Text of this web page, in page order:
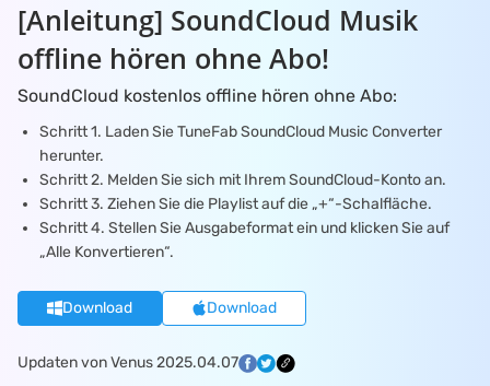
[Anleitung] SoundCloud Musik
offline hören ohne Abo!
SoundCloud kostenlos offline hören ohne Abo:
Schritt 1. Laden Sie TuneFab SoundCloud Music Converter
herunter.
Schritt 2. Melden Sie sich mit Ihrem SoundCloud-Konto an.
Schritt 3. Ziehen Sie die Playlist auf die „+“-Schalfläche.
Schritt 4. Stellen Sie Ausgabeformat ein und klicken Sie auf
„Alle Konvertieren“.
Download Download
Updaten von Venus 2025.04.07